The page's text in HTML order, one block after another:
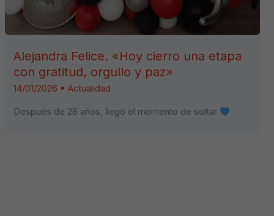
Alejandra Felice. «Hoy cierro una etapa
con gratitud, orgullo y paz»
14/01/2026 •Actualidad
Después de 28 años, llegó el momento de soltar